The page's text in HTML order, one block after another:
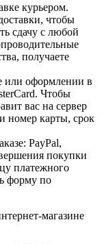
курьером.
чтобы
сдачу с любой
получаете
или оформлении в
Чтобы
вас на сервер
номер карты, срок
PayPal,
покупки
платежного
форму по
магазине